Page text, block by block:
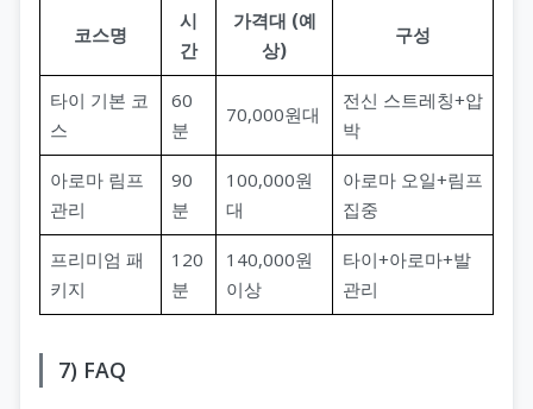
코스명
시
간
가격대 (예
상)
구성
타이 기본 코
스
60
분
70,000원대
전신 스트레칭+압
박
아로마 림프
관리
90
분
100,000원
대
아로마 오일+림프
집중
프리미엄 패
키지
120
분
140,000원
이상
타이+아로마+발
관리
7) FAQ